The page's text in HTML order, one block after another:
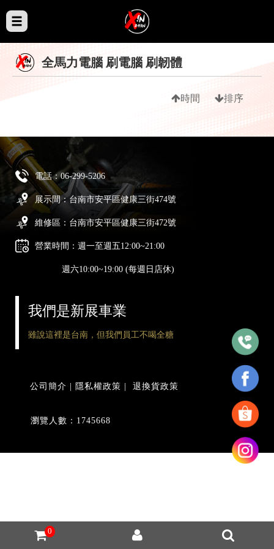
0
全馬力電腦 刷電腦 刷韌體
時間 排序
電話：06-299-5206
展示間：台南市安平區健康三街474號
維修區：台南市安平區健康三街472號
營業時間：週一至週五12:00~21:00
週六10:00~19:00 (每週日店休)
我們是新展車業
雖說這裡是台南，但我們員工不喝全糖
公司簡介 隱私權政策 退換貨政策
瀏覽人數：1745668